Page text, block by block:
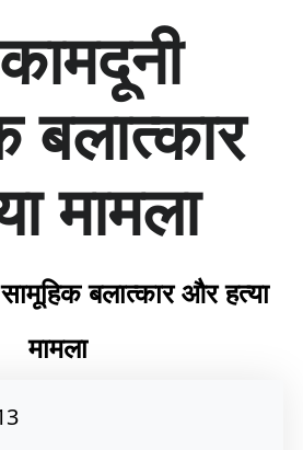
बलात्कार
मामला
बलात्कार और हत्या
मामला